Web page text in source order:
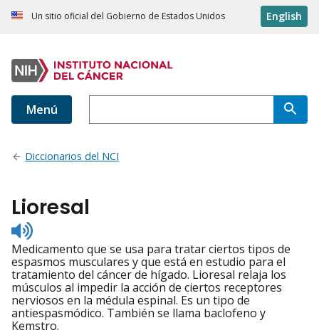
Un sitio oficial del Gobierno de Estados Unidos English
Menú
Diccionarios del NCI
Lioresal
Listen
to
pronunciation
Medicamento que se usa para tratar ciertos tipos de
espasmos musculares y que está en estudio para el
tratamiento del cáncer de hígado. Lioresal relaja los
músculos al impedir la acción de ciertos receptores
nerviosos en la médula espinal. Es un tipo de
antiespasmódico. También se llama baclofeno y
Kemstro.